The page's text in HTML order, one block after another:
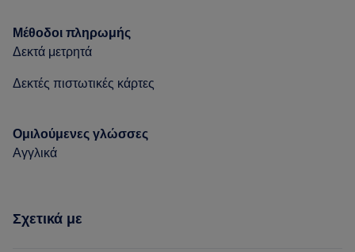
Μέθοδοι πληρωμής
Δεκτά μετρητά
Δεκτές πιστωτικές κάρτες
Ομιλούμενες γλώσσες
Αγγλικά
Σχετικά με